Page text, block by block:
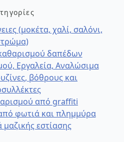
(μοκέτα, χαλί, σαλόνι,
δαπέδων
Εργαλεία, Αναλώσιμα
βόθρους και
από graffiti
φωτιά και πλημμύρα
μαζικής εστίασης